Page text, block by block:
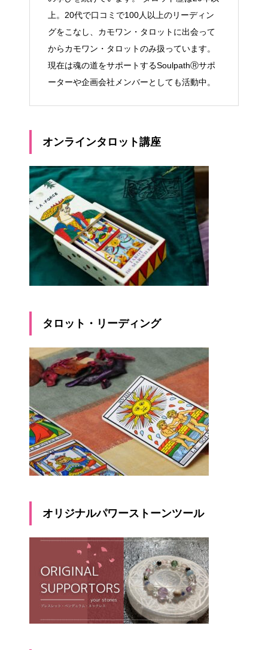
上。20代で口コミで100人以上のリーディン
グをこなし、カモワン・タロットに出会って
からカモワン・タロットのみ扱っています。
現在は魂の道をサポートするSoulpathⓇサポ
ーターや企画会社メンバーとしても活動中。
オンラインタロット講座
タロット・リーディング
オリジナルパワーストーンツール